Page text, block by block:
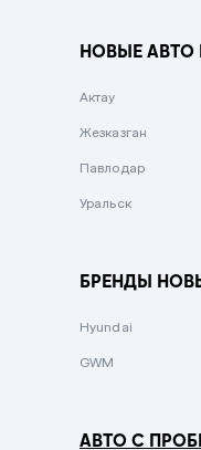
Вишневый
Зеленый
НОВЫЕ АВТО
Актау
Жезказган
Павлодар
Уральск
БРЕНДЫ
Hyundai
GWM
АВТО С